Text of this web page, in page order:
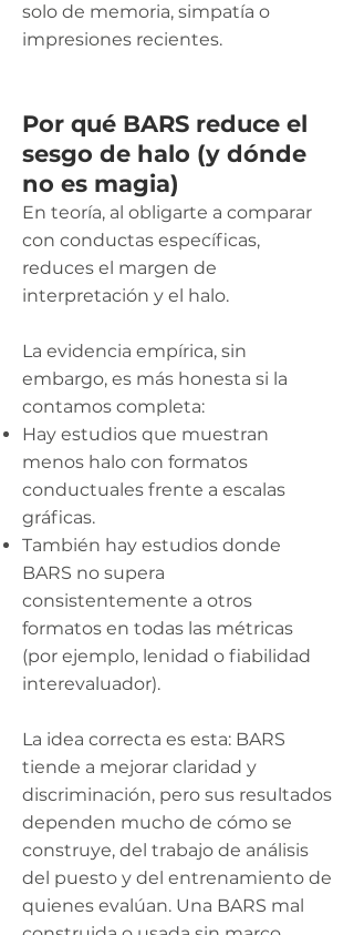
solo de memoria, simpatía o
impresiones recientes.
Por qué BARS reduce el
sesgo de halo (y dónde
no es magia)
En teoría, al obligarte a comparar
con conductas específicas,
reduces el margen de
interpretación y el halo.
La evidencia empírica, sin
embargo, es más honesta si la
contamos completa:
Hay estudios que muestran
menos halo con formatos
conductuales frente a escalas
gráficas.
También hay estudios donde
BARS no supera
consistentemente a otros
formatos en todas las métricas
(por ejemplo, lenidad o fiabilidad
interevaluador).
La idea correcta es esta: BARS
tiende a mejorar claridad y
discriminación, pero sus resultados
dependen mucho de cómo se
construye, del trabajo de análisis
del puesto y del entrenamiento de
quienes evalúan. Una BARS mal